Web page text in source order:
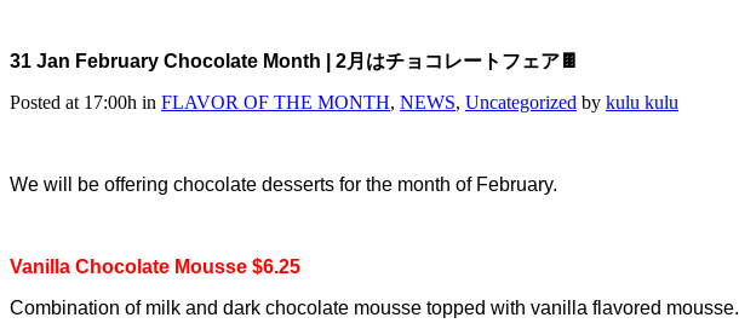
31 Jan February Chocolate Month | 2月はチョコレートフェア🍫
Posted at 17:00h in FLAVOR OF THE MONTH, NEWS, Uncategorized by kulu kulu
We will be offering chocolate desserts for the month of February.
Vanilla Chocolate Mousse $6.25
Combination of milk and dark chocolate mousse topped with vanilla flavored mousse.